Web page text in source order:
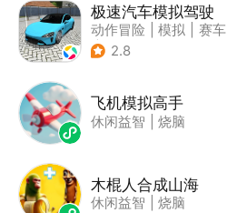
极速汽车模拟驾驶
动作冒险 模拟
赛车
| 漂移
2.8
飞机模拟高手
休闲益智 烧脑
木棍人合成山海
休闲益智 烧脑